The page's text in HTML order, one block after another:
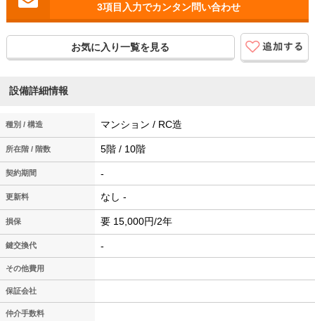
3項目入力でカンタン問い合わせ
お気に入り一覧を見る
設備詳細情報
種別 / 構造 マンション / RC造
所在階 / 階数 5階 / 10階
契約期間 -
更新料 なし -
損保 要 15,000円/2年
鍵交換代 -
その他費用
保証会社
仲介手数料